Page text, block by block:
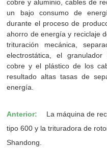
cobre y aluminio, cables de
un bajo consumo de
durante el proceso de
ahorro de energía y reciclaje
trituración mecánica,
electrostática, el
cobre y el plástico de los
resultado altas tasas de
energía.
Anterior:
La máquina de
tipo 600 y la trituradora de
Shandong.